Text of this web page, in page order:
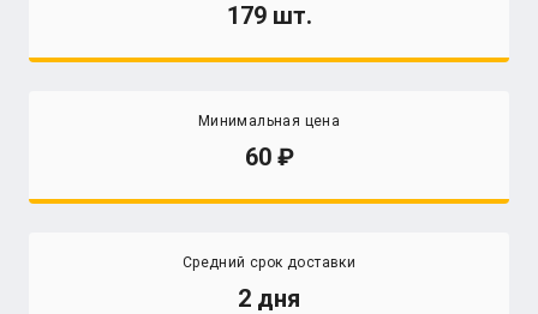
179 шт.
Минимальная цена
60
Средний срок доставки
2 дня